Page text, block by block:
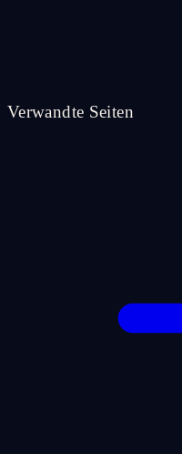
Verwandte Seiten